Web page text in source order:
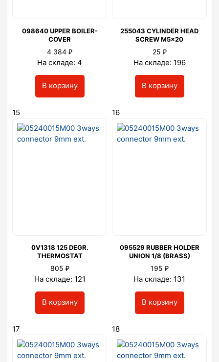
098640 UPPER BOILER-
COVER
4 384 ₽
На складе: 4
В корзину
255043 CYLINDER HEAD
SCREW M5x20
25 ₽
На складе: 196
В корзину
15
0V1318 125 DEGR.
THERMOSTAT
805 ₽
На складе: 121
В корзину
16
095529 RUBBER HOLDER
UNION 1/8 (BRASS)
195 ₽
На складе: 131
В корзину
17 18